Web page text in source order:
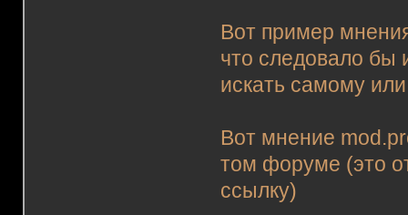
Вот пример
что следовало бы
искать самому
Вот мнение
том форуме (это
ссылку)